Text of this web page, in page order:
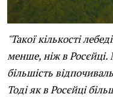
"Такої кількості
менше, ніж в Росєйці.
більшість
Тоді як в Росєйці